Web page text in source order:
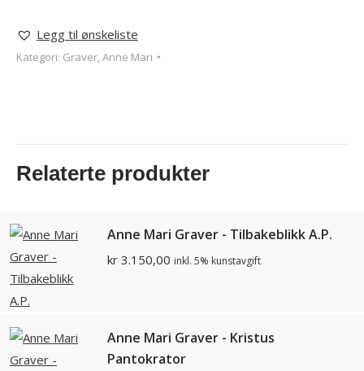
Legg til ønskeliste
Kategori: Graver, Anne Mari
Relaterte produkter
Anne Mari Graver - Tilbakeblikk A.P.
kr 3.150,00 inkl. 5% kunstavgift
Anne Mari Graver - Kristus
Pantokrator